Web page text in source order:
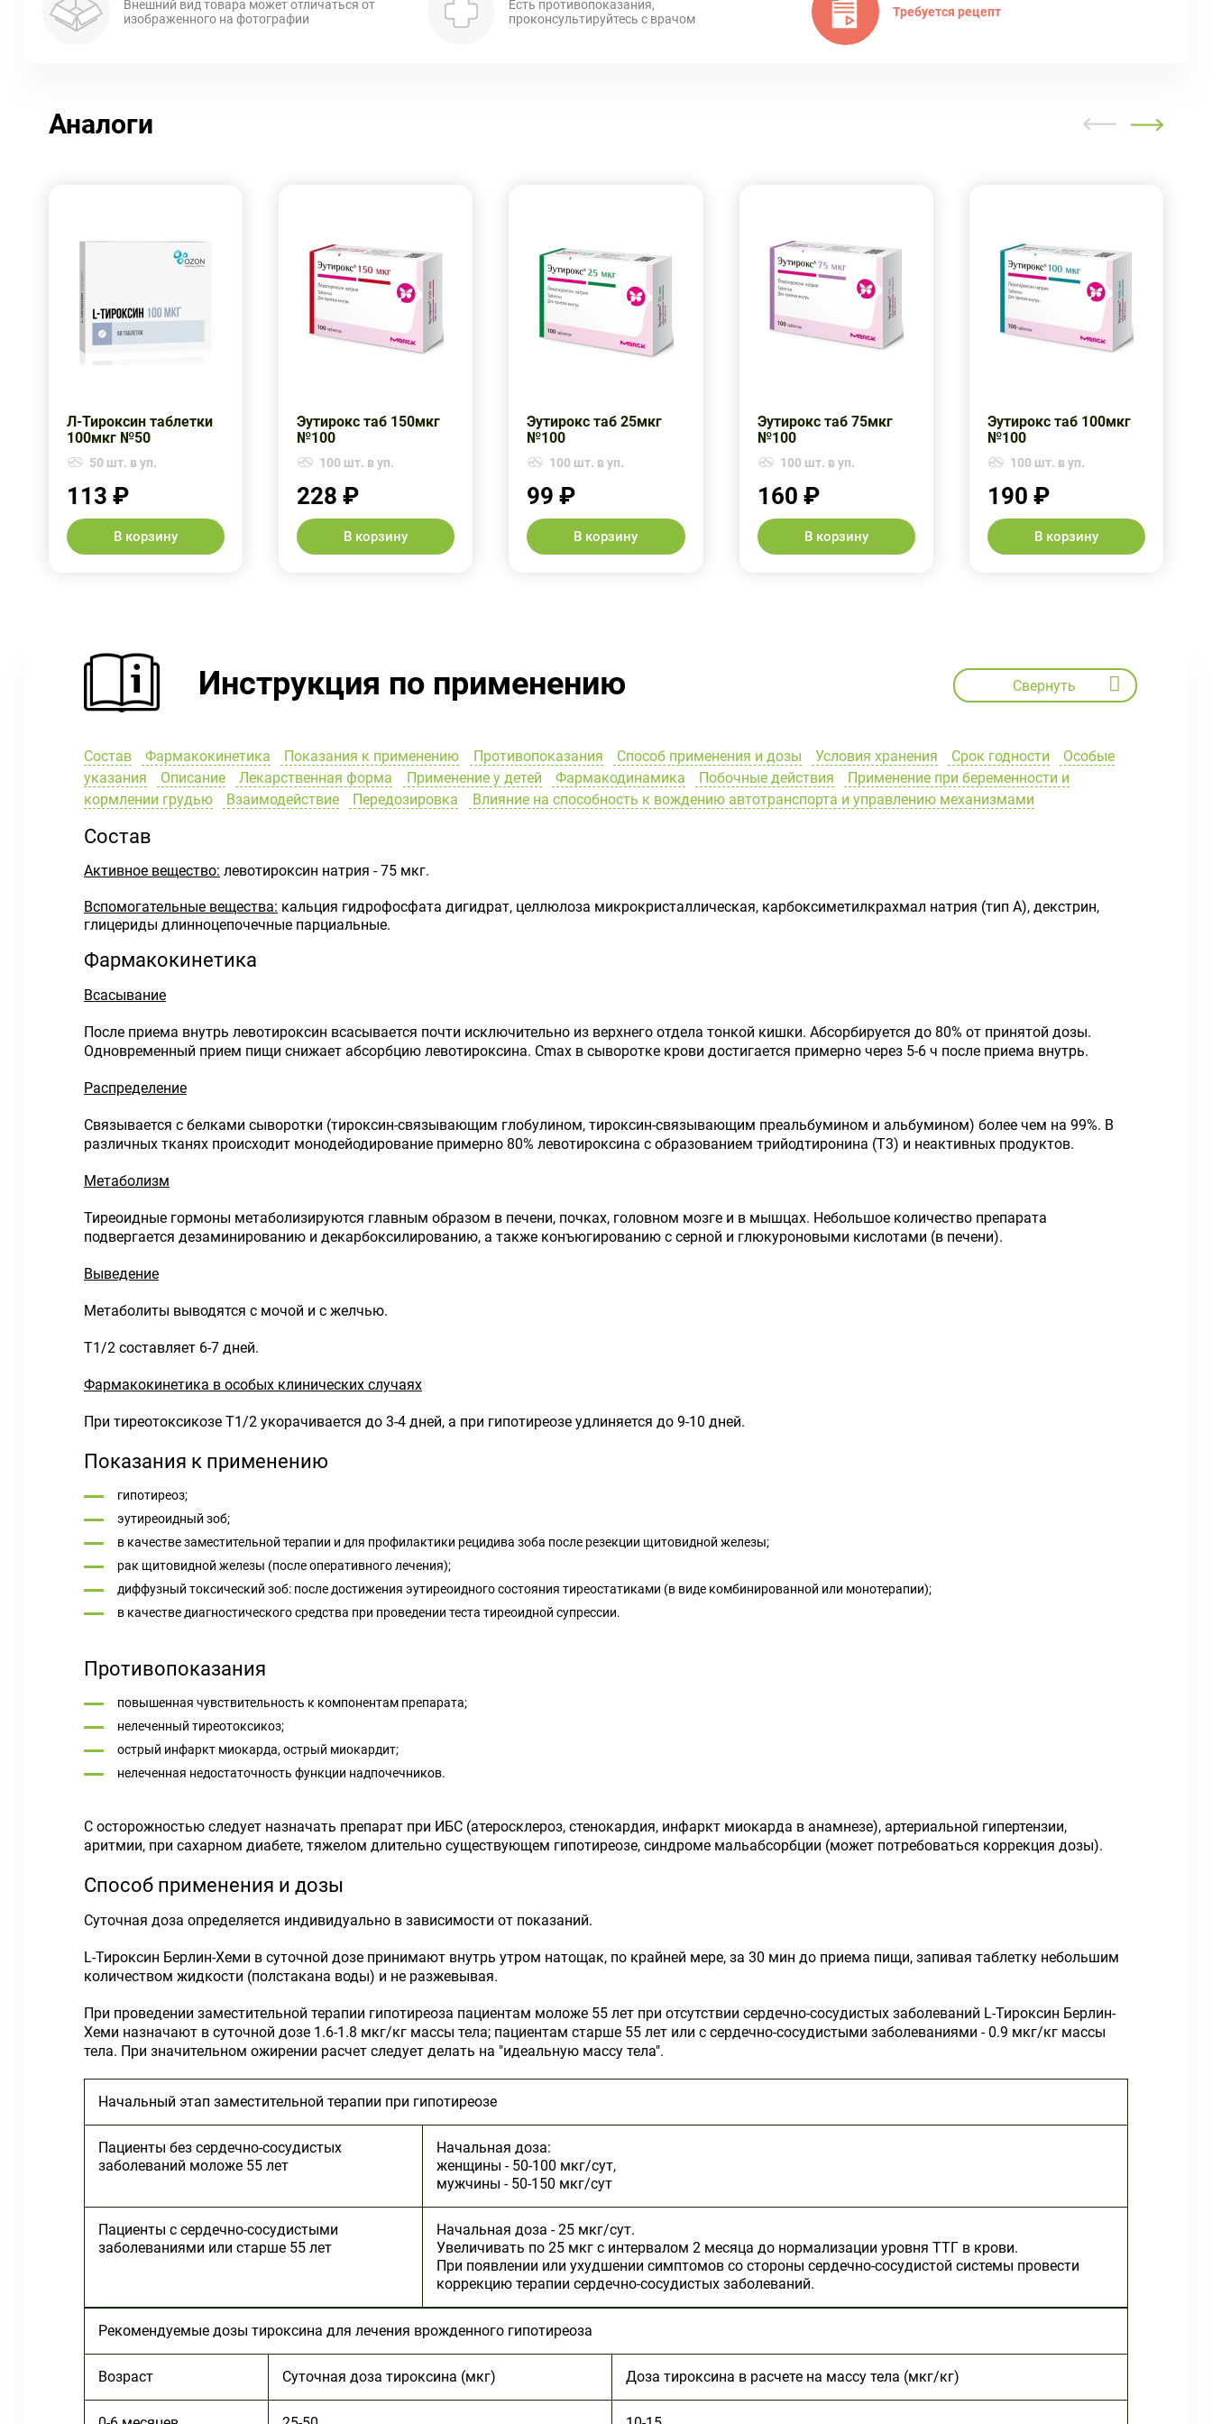
Внешний вид товара может отличаться от
изображенного на фотографии
Есть противопоказания,
проконсультируйтесь с врачом
Требуется рецепт
Аналоги
Л-Тироксин таблетки
100мкг №50
50 шт. в уп.
113 ₽
В корзину
Эутирокс таб 150мкг
№100
100 шт. в уп.
228 ₽
В корзину
Эутирокс таб 25мкг
№100
100 шт. в уп.
99 ₽
В корзину
Эутирокс таб 75мкг
№100
100 шт. в уп.
160 ₽
В корзину
Эутирокс таб 100мкг
№100
100 шт. в уп.
190 ₽
В корзину
Инструкция по применению Свернуть
Состав Фармакокинетика Показания к применению Противопоказания Способ применения и дозы Условия хранения Срок годности
Особые
указания
Описание Лекарственная форма Применение у детей Фармакодинамика Побочные действия
Применение при беременности и
кормлении грудью
Взаимодействие Передозировка Влияние на способность к вождению автотранспорта и управлению механизмами
Состав
Активное вещество: левотироксин натрия - 75 мкг.
Вспомогательные вещества: кальция гидрофосфата дигидрат, целлюлоза микрокристаллическая, карбоксиметилкрахмал натрия (тип А), декстрин,
глицериды длинноцепочечные парциальные.
Фармакокинетика
Всасывание
После приема внутрь левотироксин всасывается почти исключительно из верхнего отдела тонкой кишки. Абсорбируется до 80% от принятой дозы.
Одновременный прием пищи снижает абсорбцию левотироксина. Cmax в сыворотке крови достигается примерно через 5-6 ч после приема внутрь.
Распределение
Связывается с белками сыворотки (тироксин-связывающим глобулином, тироксин-связывающим преальбумином и альбумином) более чем на 99%. В
различных тканях происходит монодейодирование примерно 80% левотироксина с образованием трийодтиронина (T3) и неактивных продуктов.
Метаболизм
Тиреоидные гормоны метаболизируются главным образом в печени, почках, головном мозге и в мышцах. Небольшое количество препарата
подвергается дезаминированию и декарбоксилированию, а также конъюгированию с серной и глюкуроновыми кислотами (в печени).
Выведение
Метаболиты выводятся с мочой и с желчью.
T1/2 составляет 6-7 дней.
Фармакокинетика в особых клинических случаях
При тиреотоксикозе T1/2 укорачивается до 3-4 дней, а при гипотиреозе удлиняется до 9-10 дней.
Показания к применению
гипотиреоз;
эутиреоидный зоб;
в качестве заместительной терапии и для профилактики рецидива зоба после резекции щитовидной железы;
рак щитовидной железы (после оперативного лечения);
диффузный токсический зоб: после достижения эутиреоидного состояния тиреостатиками (в виде комбинированной или монотерапии);
в качестве диагностического средства при проведении теста тиреоидной супрессии.
Противопоказания
повышенная чувствительность к компонентам препарата;
нелеченный тиреотоксикоз;
острый инфаркт миокарда, острый миокардит;
нелеченная недостаточность функции надпочечников.
С осторожностью следует назначать препарат при ИБС (атеросклероз, стенокардия, инфаркт миокарда в анамнезе), артериальной гипертензии,
аритмии, при сахарном диабете, тяжелом длительно существующем гипотиреозе, синдроме мальабсорбции (может потребоваться коррекция дозы).
Способ применения и дозы
Суточная доза определяется индивидуально в зависимости от показаний.
L-Тироксин Берлин-Хеми в суточной дозе принимают внутрь утром натощак, по крайней мере, за 30 мин до приема пищи, запивая таблетку небольшим
количеством жидкости (полстакана воды) и не разжевывая.
При проведении заместительной терапии гипотиреоза пациентам моложе 55 лет при отсутствии сердечно-сосудистых заболеваний L-Тироксин Берлин-
Хеми назначают в суточной дозе 1.6-1.8 мкг/кг массы тела; пациентам старше 55 лет или с сердечно-сосудистыми заболеваниями - 0.9 мкг/кг массы
тела. При значительном ожирении расчет следует делать на "идеальную массу тела".
Начальный этап заместительной терапии при гипотиреозе
Пациенты без сердечно-сосудистых
заболеваний моложе 55 лет
Начальная доза:
женщины - 50-100 мкг/сут,
мужчины - 50-150 мкг/сут
Пациенты с сердечно-сосудистыми
заболеваниями или старше 55 лет
Начальная доза - 25 мкг/сут.
Увеличивать по 25 мкг с интервалом 2 месяца до нормализации уровня ТТГ в крови.
При появлении или ухудшении симптомов со стороны сердечно-сосудистой системы провести
коррекцию терапии сердечно-сосудистых заболеваний.
Рекомендуемые дозы тироксина для лечения врожденного гипотиреоза
Возраст Суточная доза тироксина (мкг) Доза тироксина в расчете на массу тела (мкг/кг)